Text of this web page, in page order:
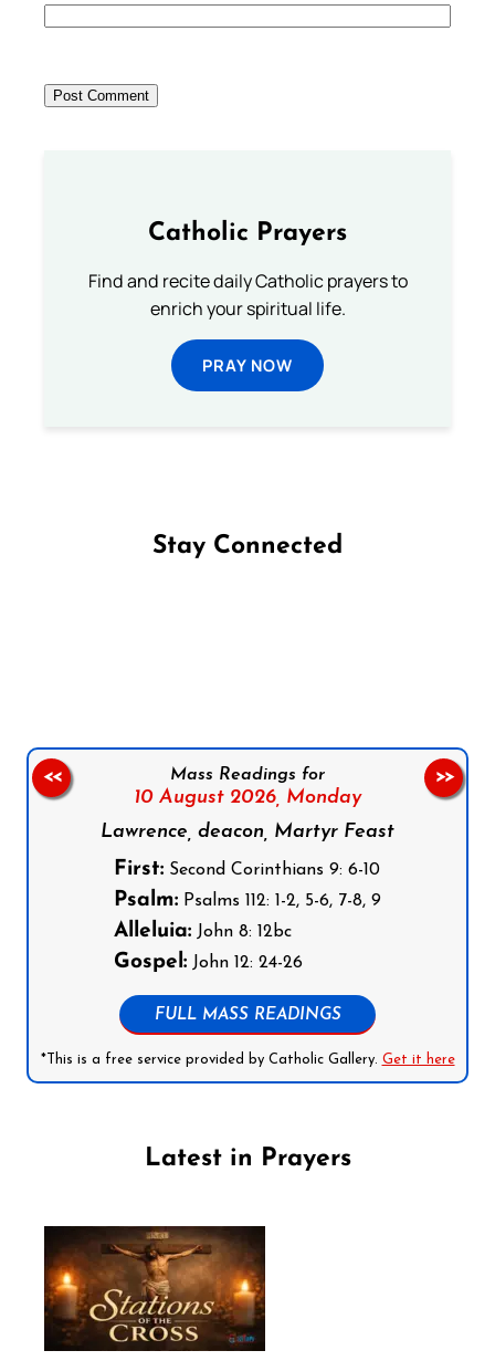
Catholic Prayers
Find and recite daily Catholic prayers to
enrich your spiritual life.
PRAY NOW
Stay Connected
Mass Readings for
10 August 2026, Monday
Lawrence, deacon, Martyr Feast
First: Second Corinthians 9: 6-10
Psalm: Psalms 112: 1-2, 5-6, 7-8, 9
Alleluia: John 8: 12bc
Gospel: John 12: 24-26
FULL MASS READINGS
*This is a free service provided by Catholic Gallery. Get it here
<< >>
Latest in Prayers